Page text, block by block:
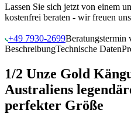
Lassen Sie sich jetzt von einem
kostenfrei beraten - wir freuen
+49 7930-2699Beratungstermin
BeschreibungTechnische Daten
1/2 Unze Gold
Australiens
perfekter Größe